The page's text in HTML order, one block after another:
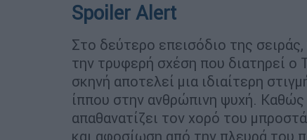
Spoiler Alert
Στο δεύτερο επεισόδιο της
την τρυφερή σχέση που διατηρεί ο
σκηνή αποτελεί μια ιδιαίτερη
ίππου στην ανθρώπινη ψυχή.
απαθανατίζει τον χορό του
και αφοσίωση από την πλευρά του